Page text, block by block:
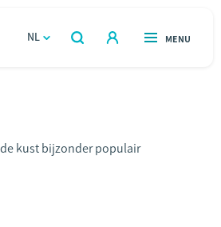
NL
OPEN
ZOEKEN
OPEN
MENU
kust bijzonder populair